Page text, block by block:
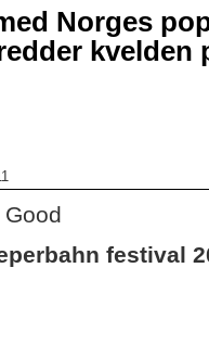
Norges
kvelden
festival